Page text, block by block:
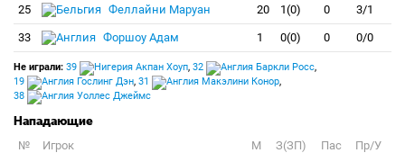
25 Феллайни Маруан 20 1(0) 0 3/1
33 Форшоу Адам 1 0(0) 0 0/0
Не играли: 39 Акпан Хоуп, 32 Баркли Росс,
19
Гослинг Дэн, 31 Макэлини Конор,
38
Уоллес Джеймс
Нападающие
№ Игрок M З(ЗП) Пас
Пр/У